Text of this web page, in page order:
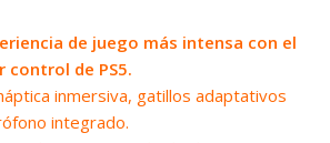
de juego más intensa con el
control de PS5.
inmersiva, gatillos adaptativos
integrado.